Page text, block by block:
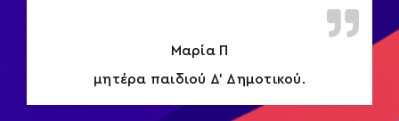
Μαρία Π
μητέρα παιδιού Δ’ Δημοτικού.